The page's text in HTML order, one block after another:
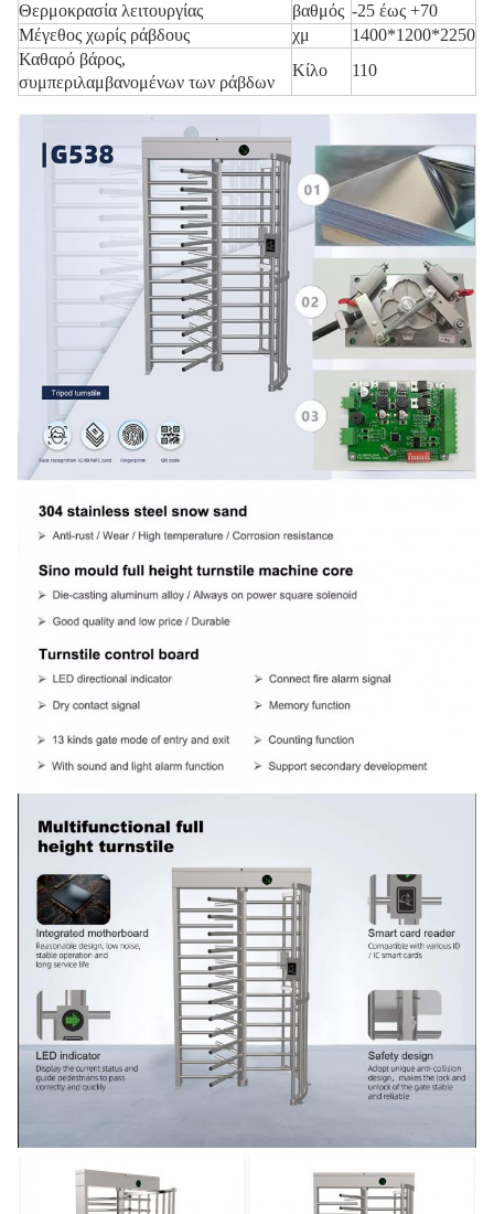
Θερμοκρασία λειτουργίας
βαθμός -25 έως +70
Μέγεθος χωρίς ράβδους
χμ
1400*1200*2250
Καθαρό βάρος,
συμπεριλαμβανομένων των ράβδων
Κίλο 110